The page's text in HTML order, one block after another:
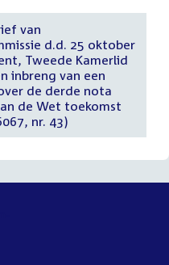
van
d.d. 25 oktober
Tweede Kamerlid
inbreng van een
de derde nota
de Wet toekomst
nr. 43)